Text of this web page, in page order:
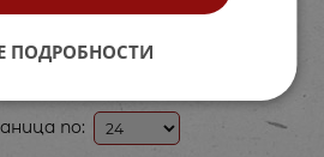
по:
ПОДРОБНОСТИ